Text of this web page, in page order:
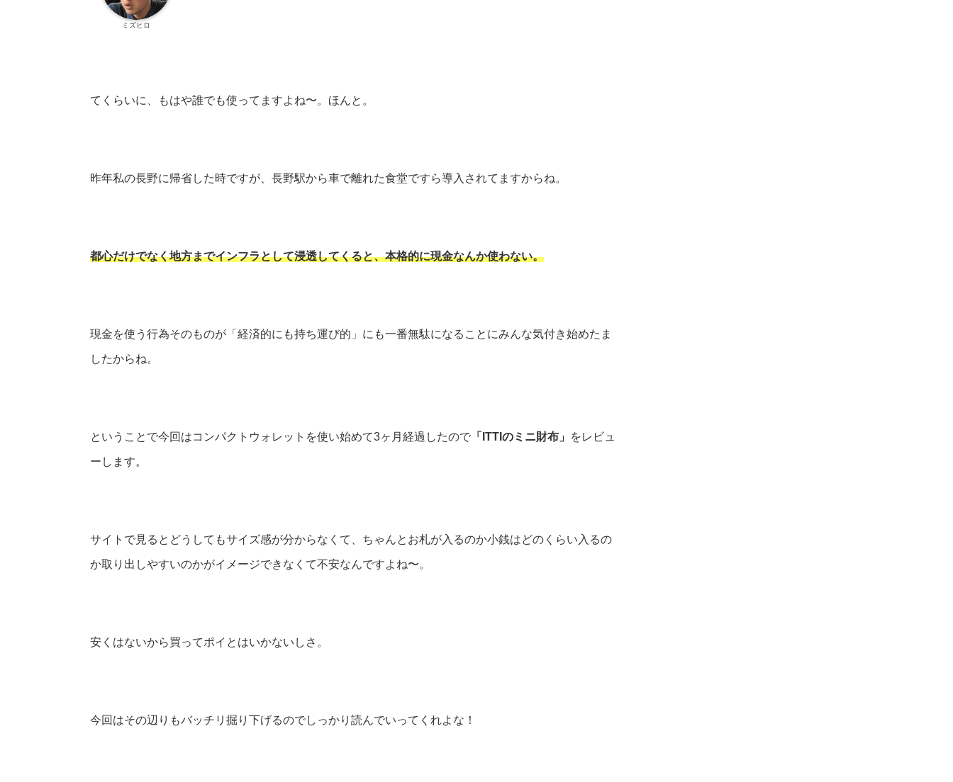
ミズヒロ
てくらいに、もはや誰でも使ってますよね〜。ほんと。
昨年私の長野に帰省した時ですが、長野駅から車で離れた食堂ですら導入されてますからね。
都心だけでなく地方までインフラとして浸透してくると、本格的に現金なんか使わない。
現金を使う行為そのものが「経済的にも持ち運び的」にも一番無駄になることにみんな気付き始めたま
したからね。
ということで今回はコンパクトウォレットを使い始めて3ヶ月経過したので 「ITTIのミニ財布」 をレビュ
ーします。
サイトで見るとどうしてもサイズ感が分からなくて、ちゃんとお札が入るのか小銭はどのくらい入るの
か取り出しやすいのかがイメージできなくて不安なんですよね〜。
安くはないから買ってポイとはいかないしさ。
今回はその辺りもバッチリ掘り下げるのでしっかり読んでいってくれよな！